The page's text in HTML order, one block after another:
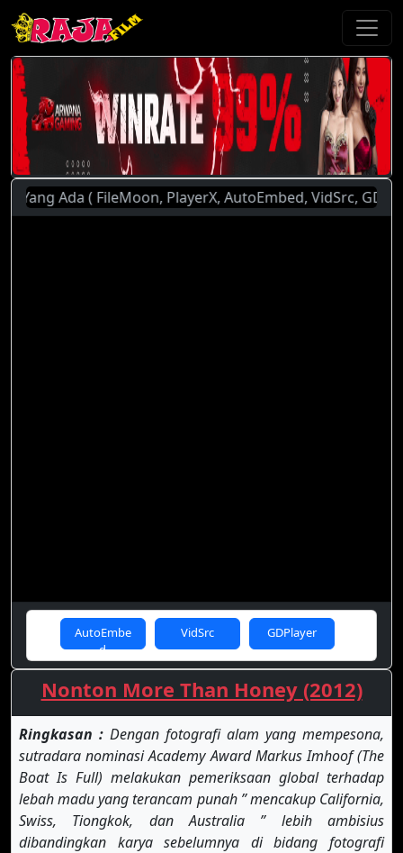
( FileMoon, PlayerX, AutoEmbed, VidSrc,
AutoEmbe
d
VidSrc GDPlayer
Nonton More Than Honey (2012)
Ringkasan : Dengan fotografi alam yang mempesona,
sutradara nominasi Academy Award Markus Imhoof (The
Boat Is Full) melakukan pemeriksaan global terhadap
lebah madu yang terancam punah ” mencakup California,
Swiss, Tiongkok, dan Australia ” lebih ambisius
dibandingkan karya sebelumnya di bidang fotografi